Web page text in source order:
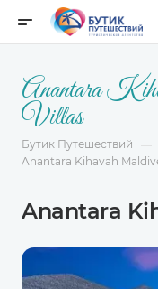
Anantara
Villas
Бутик Путешествий
Anantara Kihavah
Anantara